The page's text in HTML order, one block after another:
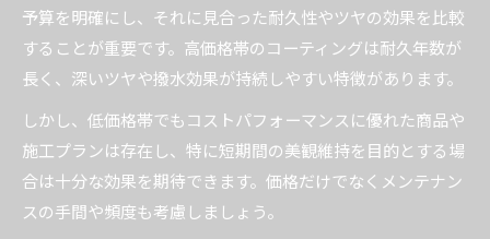
予算を明確にし、それに見合った耐久性やツヤの効果を比較
することが重要です。高価格帯のコーティングは耐久年数が
長く、深いツヤや撥水効果が持続しやすい特徴があります。
しかし、低価格帯でもコストパフォーマンスに優れた商品や
施工プランは存在し、特に短期間の美観維持を目的とする場
合は十分な効果を期待できます。価格だけでなくメンテナン
スの手間や頻度も考慮しましょう。